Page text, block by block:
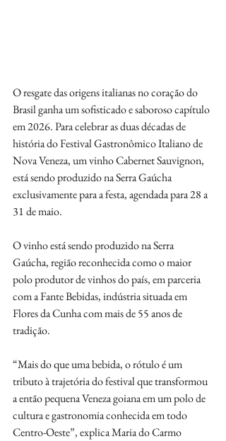
O resgate das origens italianas no coração do
Brasil ganha um sofisticado e saboroso capítulo
em 2026. Para celebrar as duas décadas de
história do Festival Gastronômico Italiano de
Nova Veneza, um vinho Cabernet Sauvignon,
está sendo produzido na Serra Gaúcha
exclusivamente para a festa, agendada para 28 a
31 de maio.
O vinho está sendo produzido na Serra
Gaúcha, região reconhecida como o maior
polo produtor de vinhos do país, em parceria
com a Fante Bebidas, indústria situada em
Flores da Cunha com mais de 55 anos de
tradição.
“Mais do que uma bebida, o rótulo é um
tributo à trajetória do festival que transformou
a então pequena Veneza goiana em um polo de
cultura e gastronomia conhecida em todo
Centro-Oeste”, explica Maria do Carmo